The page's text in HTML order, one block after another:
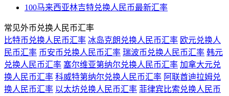
100马来西亚林吉特兑换人民币最新汇率
常见外币兑换人民币汇率
比特币兑换人民币汇率 冰岛克朗兑换人民币汇率 欧元兑换人
民币汇率 币安币兑换人民币汇率 瑞波币兑换人民币汇率 韩元
兑换人民币汇率 塞尔维亚第纳尔兑换人民币汇率 加拿大元兑
换人民币汇率 科威特第纳尔兑换人民币汇率 阿联酋迪拉姆兑
换人民币汇率 以太坊兑换人民币汇率 菲律宾比索兑换人民币